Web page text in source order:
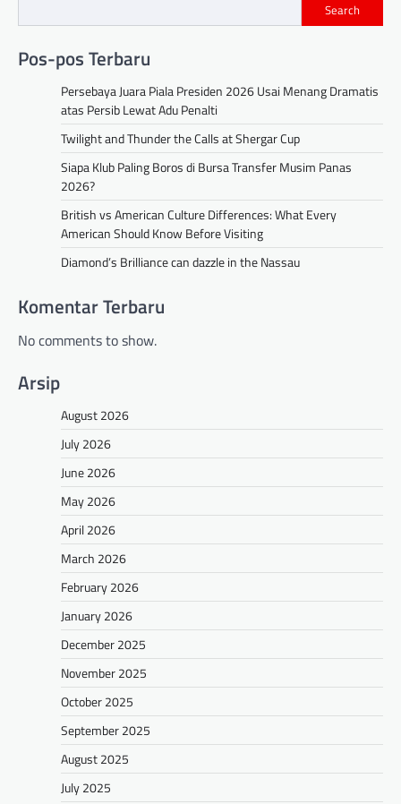
Search
Pos-pos Terbaru
Persebaya Juara Piala Presiden 2026 Usai Menang Dramatis
atas Persib Lewat Adu Penalti
Twilight and Thunder the Calls at Shergar Cup
Siapa Klub Paling Boros di Bursa Transfer Musim Panas
2026?
British vs American Culture Differences: What Every
American Should Know Before Visiting
Diamond’s Brilliance can dazzle in the Nassau
Komentar Terbaru
No comments to show.
Arsip
August 2026
July 2026
June 2026
May 2026
April 2026
March 2026
February 2026
January 2026
December 2025
November 2025
October 2025
September 2025
August 2025
July 2025